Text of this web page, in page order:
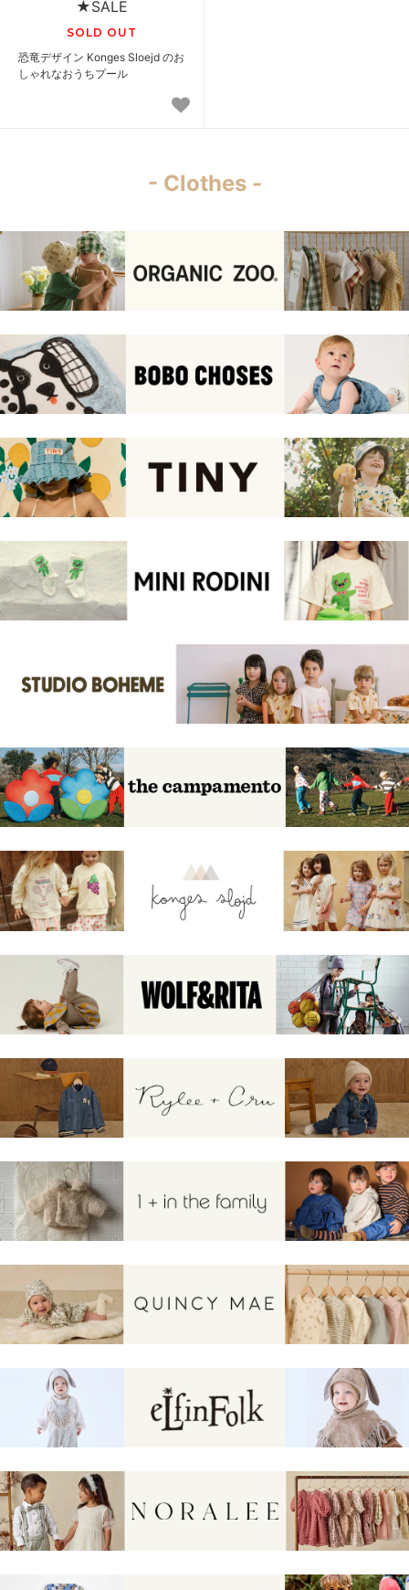
★SALE
SOLD OUT
恐竜デザイン Konges Sloejd のお
しゃれなおうちプール
- Clothes -